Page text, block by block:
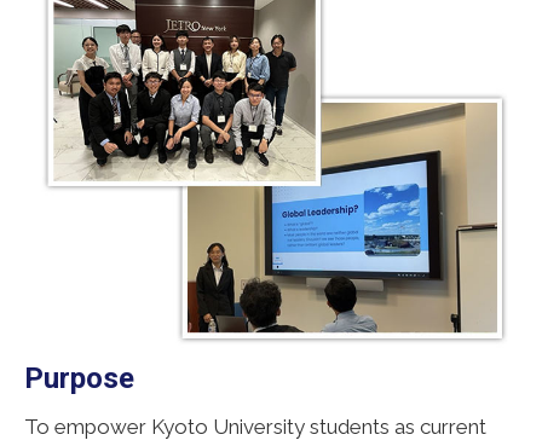
Purpose
To empower Kyoto University students as current